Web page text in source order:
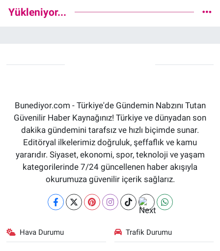
Yükleniyor...
Bunediyor.com - Türkiye'de Gündemin Nabzını Tutan
Güvenilir Haber Kaynağınız! Türkiye ve dünyadan son
dakika gündemini tarafsız ve hızlı biçimde sunar.
Editöryal ilkelerimiz doğruluk, şeffaflık ve kamu
yararıdır. Siyaset, ekonomi, spor, teknoloji ve yaşam
kategorilerinde 7/24 güncellenen haber akışıyla
okurumuza güvenilir içerik sağlarız.
Hava Durumu Trafik Durumu